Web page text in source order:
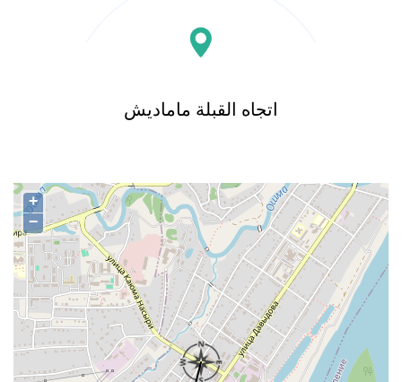
اتجاه القبلة ماماديش
+
−